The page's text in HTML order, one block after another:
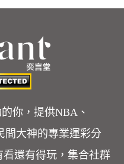
你，提供NBA、
間大神的專業運彩分
還有得玩，集合社群